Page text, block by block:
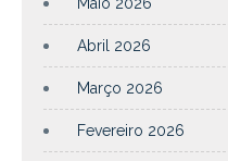
Abril 2026
Março 2026
Fevereiro 2026